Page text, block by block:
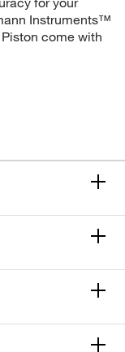
Instruments™
come with